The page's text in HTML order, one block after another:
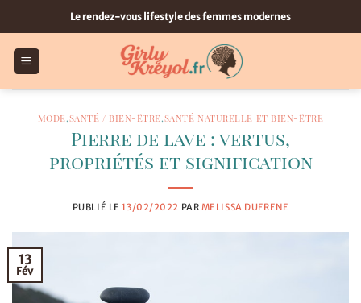
au
contenu
Le rendez-vous lifestyle des femmes modernes
MODE,SANTÉ / BIEN-ÊTRE,SANTÉ NATURELLE ET BIEN-ÊTRE
Pierre de lave : vertus,
propriétés et signification
PUBLIÉ LE13/02/2022 PAR MELISSA DUFRENE
13
Fév